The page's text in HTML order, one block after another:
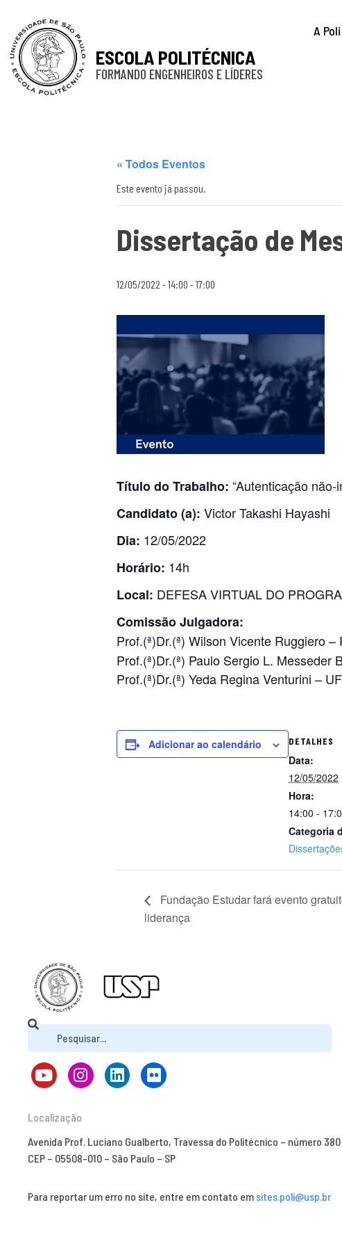
ESCOLA POLITÉCNICA
FORMANDO ENGENHEIROS E LÍDERES
A Poli
« Todos Eventos
Este evento já passou.
Dissertação de
12/05/2022 - 14:00 -17:00
Título do Trabalho: “Autenticação
Candidato (a): Victor Takashi Hayashi
Dia: 12/05/2022
Horário: 14h
Local: DEFESA VIRTUAL DO
Comissão Julgadora:
Prof.(ª)Dr.(ª) Wilson Vicente Ruggiero –
Prof.(ª)Dr.(ª) Paulo Sergio L. Messeder
Prof.(ª)Dr.(ª) Yeda Regina Venturini –
Adicionar ao calendário DETALHES
Data:
12/05/2022
Hora:
14:00 -
Categoria
Fundação Estudar fará evento
liderança
Localização
Avenida Prof. Luciano Gualberto, Travessa do Politécnico – número 380
CEP – 05508-010 – São Paulo – SP
Para reportar um erro no site, entre em contato em sites.poli@usp.br